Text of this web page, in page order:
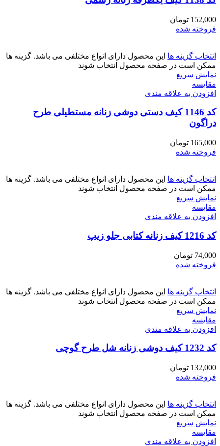
152,000 تومان
فروخته شده
انتخاب گزینه ها این محصول دارای انواع مختلفی می باشد. گزینه ها
ممکن است در صفحه محصول انتخاب شوند
نمایش سریع
مقايسه
افزودن به علاقه مندی
کد 1146 کیف دستی دوشی زنانه مستطیلی طرح
دراگون
165,000 تومان
فروخته شده
انتخاب گزینه ها این محصول دارای انواع مختلفی می باشد. گزینه ها
ممکن است در صفحه محصول انتخاب شوند
نمایش سریع
مقايسه
افزودن به علاقه مندی
کد 1216 کیف زنانه کتابی جلو زیپ
74,000 تومان
فروخته شده
انتخاب گزینه ها این محصول دارای انواع مختلفی می باشد. گزینه ها
ممکن است در صفحه محصول انتخاب شوند
نمایش سریع
مقايسه
افزودن به علاقه مندی
کد 1232 کیف دوشی زنانه شل طرح گوچی
132,000 تومان
فروخته شده
انتخاب گزینه ها این محصول دارای انواع مختلفی می باشد. گزینه ها
ممکن است در صفحه محصول انتخاب شوند
نمایش سریع
مقايسه
افزودن به علاقه مندی